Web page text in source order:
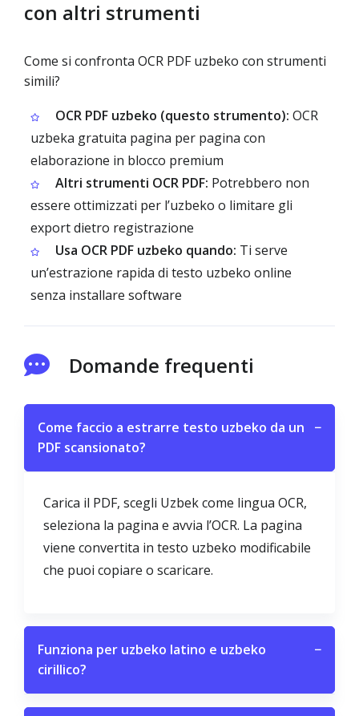
con altri strumenti
Come si confronta OCR PDF uzbeko con strumenti
simili?
OCR PDF uzbeko (questo strumento): OCR
uzbeka gratuita pagina per pagina con
elaborazione in blocco premium
Altri strumenti OCR PDF: Potrebbero non
essere ottimizzati per l’uzbeko o limitare gli
export dietro registrazione
Usa OCR PDF uzbeko quando: Ti serve
un’estrazione rapida di testo uzbeko online
senza installare software
Domande frequenti
Come faccio a estrarre testo uzbeko da un
PDF scansionato?
−
Carica il PDF, scegli Uzbek come lingua OCR,
seleziona la pagina e avvia l’OCR. La pagina
viene convertita in testo uzbeko modificabile
che puoi copiare o scaricare.
Funziona per uzbeko latino e uzbeko
cirillico?
−